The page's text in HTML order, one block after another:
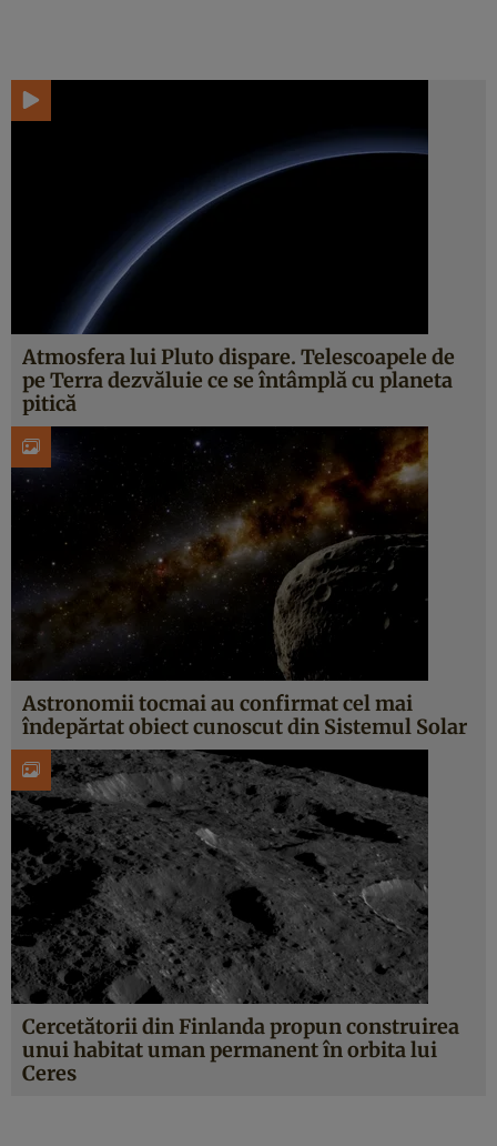
Atmosfera lui Pluto dispare. Telescoapele de
pe Terra dezvăluie ce se întâmplă cu planeta
pitică
Astronomii tocmai au confirmat cel mai
îndepărtat obiect cunoscut din Sistemul Solar
Cercetătorii din Finlanda propun construirea
unui habitat uman permanent în orbita lui
Ceres